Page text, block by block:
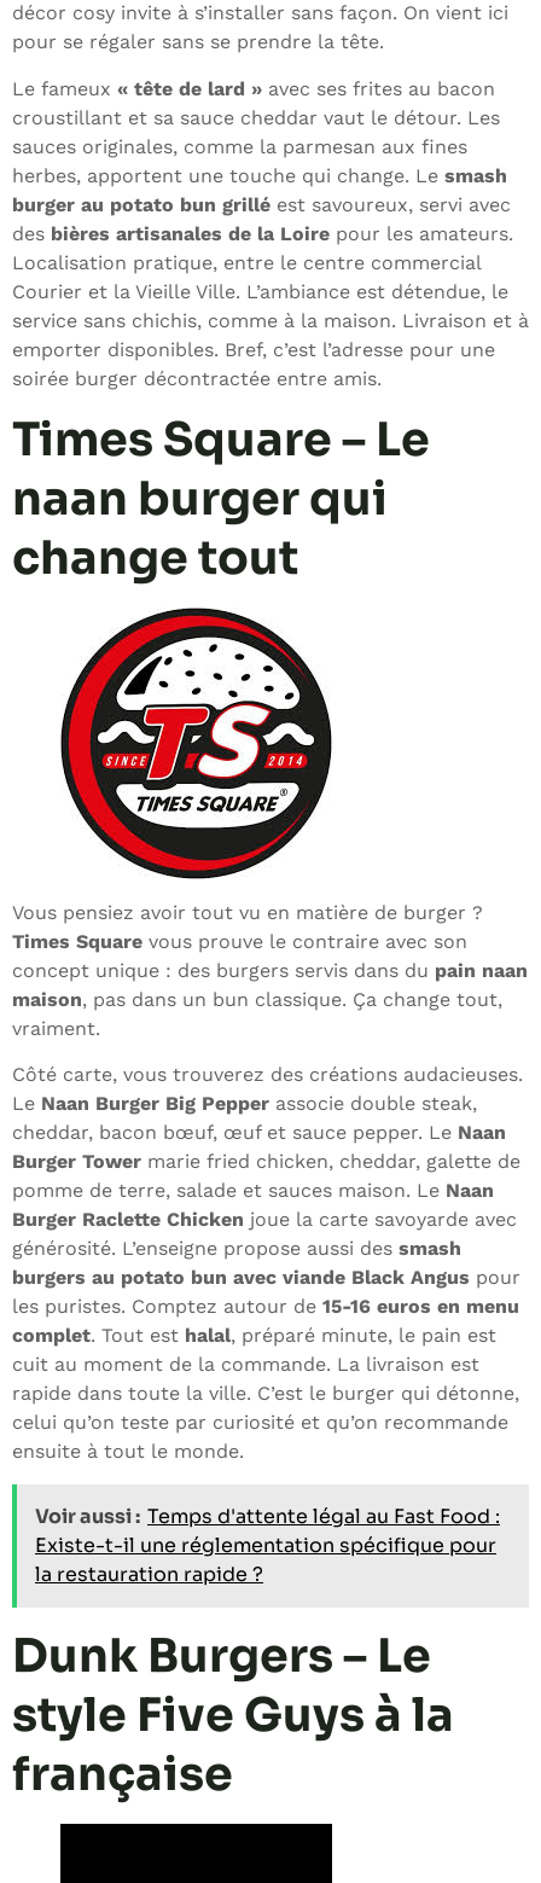
décor cosy invite à s’installer sans façon. On vient ici
pour se régaler sans se prendre la tête.
Le fameux « tête de lard » avec ses frites au bacon
croustillant et sa sauce cheddar vaut le détour. Les
sauces originales, comme la parmesan aux fines
herbes, apportent une touche qui change. Le smash
burger au potato bun grillé est savoureux, servi avec
des bières artisanales de la Loire pour les amateurs.
Localisation pratique, entre le centre commercial
Courier et la Vieille Ville. L’ambiance est détendue, le
service sans chichis, comme à la maison. Livraison et à
emporter disponibles. Bref, c’est l’adresse pour une
soirée burger décontractée entre amis.
Times Square – Le
naan burger qui
change tout
Vous pensiez avoir tout vu en matière de burger ?
Times Square vous prouve le contraire avec son
concept unique : des burgers servis dans du pain naan
maison, pas dans un bun classique. Ça change tout,
vraiment.
Côté carte, vous trouverez des créations audacieuses.
Le Naan Burger Big Pepper associe double steak,
cheddar, bacon bœuf, œuf et sauce pepper. Le Naan
Burger Tower marie fried chicken, cheddar, galette de
pomme de terre, salade et sauces maison. Le Naan
Burger Raclette Chicken joue la carte savoyarde avec
générosité. L’enseigne propose aussi des smash
burgers au potato bun avec viande Black Angus pour
les puristes. Comptez autour de 15-16 euros en menu
complet. Tout est halal, préparé minute, le pain est
cuit au moment de la commande. La livraison est
rapide dans toute la ville. C’est le burger qui détonne,
celui qu’on teste par curiosité et qu’on recommande
ensuite à tout le monde.
Voir aussi : Temps d'attente légal au Fast Food :
Existe-t-il une réglementation spécifique pour
la restauration rapide ?
Dunk Burgers – Le
style Five Guys à la
française